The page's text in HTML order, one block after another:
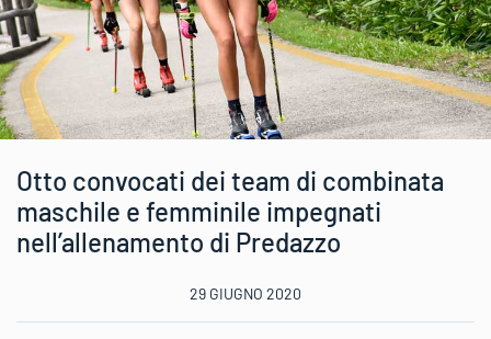
Otto convocati dei team di combinata
maschile e femminile impegnati
nell’allenamento di Predazzo
29 GIUGNO 2020